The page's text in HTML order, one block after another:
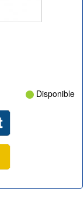
Disponible